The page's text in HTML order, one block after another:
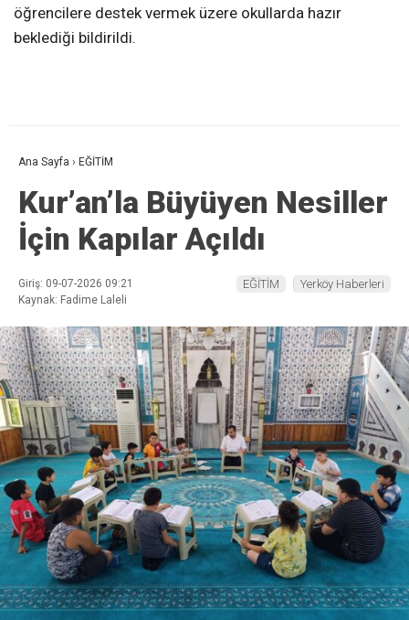
öğrencilere destek vermek üzere okullarda hazır
beklediği bildirildi.
Ana Sayfa › EĞİTİM
Kur’an’la Büyüyen Nesiller
İçin Kapılar Açıldı
Giriş: 09-07-2026 09:21
Kaynak: Fadime Laleli
EĞİTİM Yerköy Haberleri